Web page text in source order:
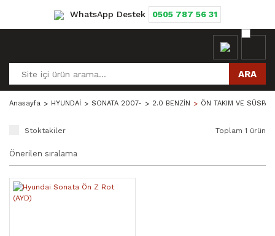
WhatsApp Destek 0505 787 56 31
ARA
Anasayfa HYUNDAİ SONATA 2007- 2.0 BENZİN ÖN TAKIM VE
Stoktakiler Toplam 1 ürün